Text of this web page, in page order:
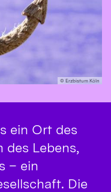
ein Ort des
des Lebens,
– ein
Die
© Erzbistum Köln